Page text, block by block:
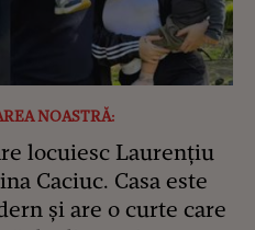
NOASTRĂ:
locuiesc Laurențiu
Caciuc. Casa este
și are o curte care